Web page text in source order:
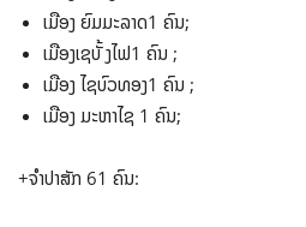
ເມືອງ ຍົມມະລາດ1 ຄົນ;
ເມືອງເຊບັ້ ງໄຟ1 ຄົນ ;
ເມືອງ ໄຊບົວທອງ1 ຄົນ ;
ເມືອງ ມະຫາໄຊ 1 ຄົນ;
+ຈໍາປາສັກ 61 ຄົນ: